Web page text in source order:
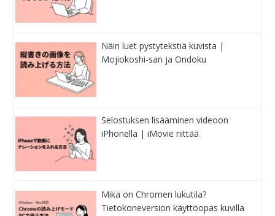
Näin luet pystytekstiä kuvista |
Mojiokoshi-san ja Ondoku
Selostuksen lisääminen videoon
iPhonella | iMovie riittää
Mikä on Chromen lukutila?
Tietokoneversion käyttöopas kuvilla